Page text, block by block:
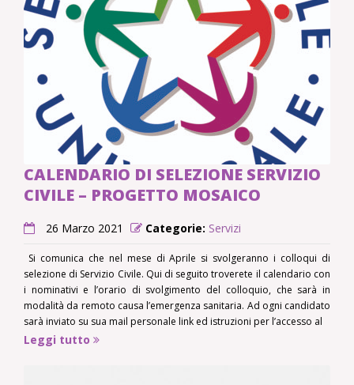
CALENDARIO DI SELEZIONE SERVIZIO
CIVILE – PROGETTO MOSAICO
26 Marzo 2021 Categorie: Servizi
Si comunica che nel mese di Aprile si svolgeranno i colloqui di
selezione di Servizio Civile. Qui di seguito troverete il calendario con
i nominativi e l’orario di svolgimento del colloquio, che sarà in
modalità da remoto causa l’emergenza sanitaria. Ad ogni candidato
sarà inviato su sua mail personale link ed istruzioni per l’accesso al
Leggi tutto